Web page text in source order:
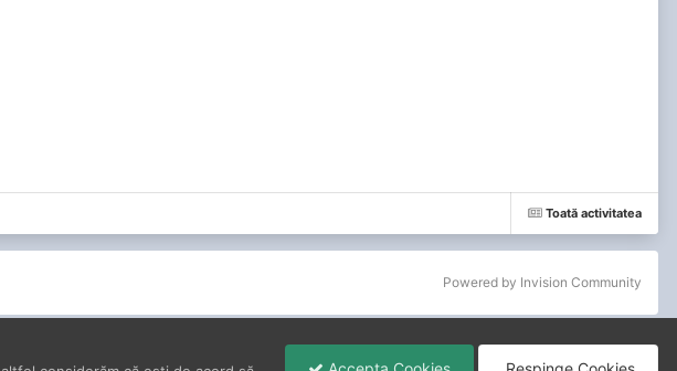
Toată activitatea
Powered by Invision Community